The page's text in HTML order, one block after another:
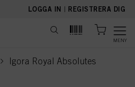
LOGGA IN | REGISTRERA DIG
MENY
Igora Royal Absolutes
current page